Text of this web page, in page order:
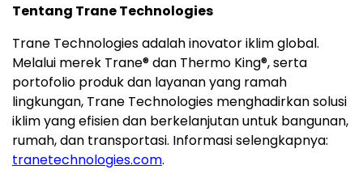
Tentang Trane Technologies
Trane Technologies adalah inovator iklim global.
Melalui merek Trane® dan Thermo King®, serta
portofolio produk dan layanan yang ramah
lingkungan, Trane Technologies menghadirkan solusi
iklim yang efisien dan berkelanjutan untuk bangunan,
rumah, dan transportasi. Informasi selengkapnya:
tranetechnologies.com.